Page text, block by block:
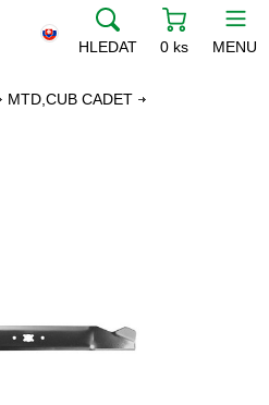
HLEDAT 0 ks MENU
MTD,CUB CADET